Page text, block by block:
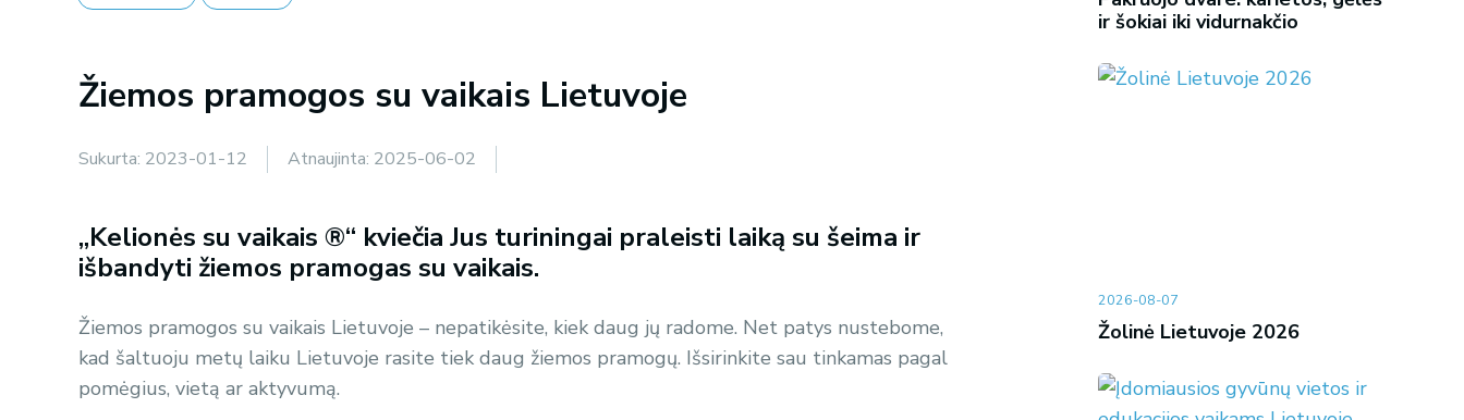
Žiemos pramogos su vaikais Lietuvoje
Sukurta: 2023-01-12 Atnaujinta: 2025-06-02
„Kelionės su vaikais ®“ kviečia Jus turiningai praleisti laiką su šeima ir
išbandyti žiemos pramogas su vaikais.
Žiemos pramogos su vaikais Lietuvoje – nepatikėsite, kiek daug jų radome. Net patys nustebome,
kad šaltuoju metų laiku Lietuvoje rasite tiek daug žiemos pramogų. Išsirinkite sau tinkamas pagal
pomėgius, vietą ar aktyvumą.
ir šokiai iki vidurnakčio
2026-08-07
Žolinė Lietuvoje 2026